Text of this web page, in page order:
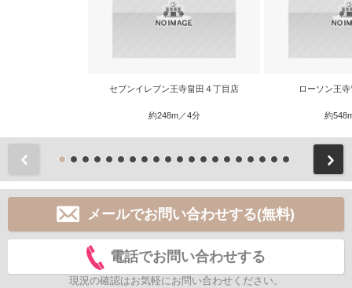
セブンイレブン王寺畠田４丁目店
約248m／4分
ローソン王
約
メールでお問い合わせする(無料)
電話でお問い合わせする
現況の確認はお気軽にお問い合わせください。